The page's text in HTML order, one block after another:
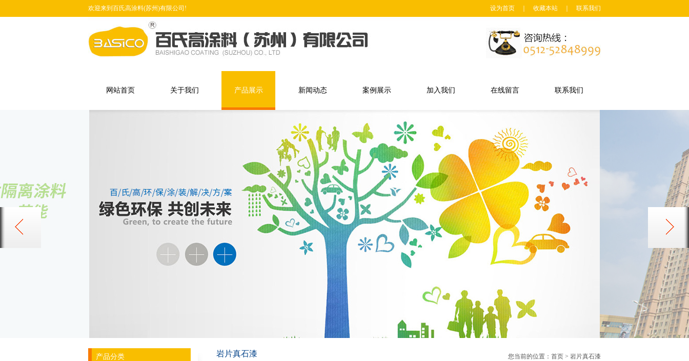
欢迎来到百氏高涂料(苏州)有限公司! 设为首页 收藏本站 联系我们
网站首页 关于我们 产品展示 新闻动态 案例展示 加入我们 在线留言 联系我们
产品分类 岩片真石漆 您当前的位置：首页 > 岩片真石漆